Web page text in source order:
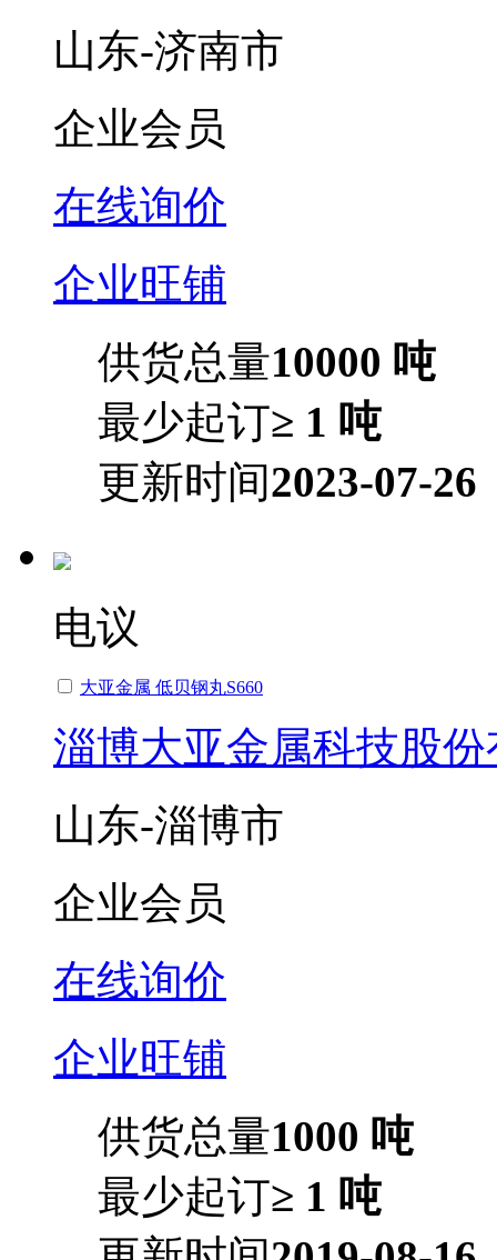
山东-济南市
企业会员
在线询价
企业旺铺
供货总量10000 吨
最少起订≥ 1 吨
更新时间2023-07-26
电议
大亚金属 低贝钢丸S660
淄博大亚金属科技股
山东-淄博市
企业会员
在线询价
企业旺铺
供货总量1000 吨
最少起订≥ 1 吨